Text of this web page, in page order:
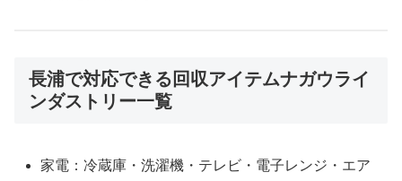
長浦で対応できる回収アイテムナガウライ
ンダストリー一覧
家電：冷蔵庫・洗濯機・テレビ・電子レンジ・エア